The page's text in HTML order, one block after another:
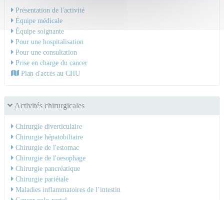
Présentation de l'activité
Équipe médicale
Équipe soignante
Pour une hospitalisation
Pour une consultation
Prise en charge du cancer
Plan d'accès au CHU
Activités chirurgicales
Chirurgie diverticulaire
Chirurgie hépatobiliaire
Chirurgie de l'estomac
Chirurgie de l'oesophage
Chirurgie pancréatique
Chirurgie pariétale
Maladies inflammatoires de l’intestin